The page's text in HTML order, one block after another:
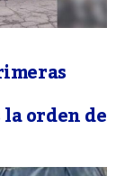
orden de